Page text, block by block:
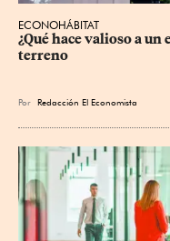
ECONOHÁBITAT
¿Qué hace valioso a
terreno
Por Redacción El Economista